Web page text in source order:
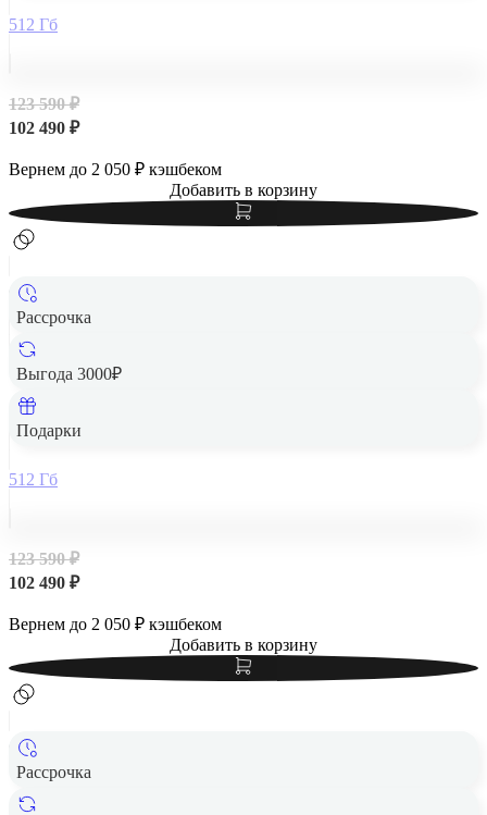
512 Гб
123 590 ₽
102 490 ₽
Вернем до 2 050 ₽ кэшбеком
Добавить в корзину
Рассрочка
Выгода 3000₽
Подарки
Apple iPad Air 13" (M2, 2024, 6 gen) Wi-Fi 512Gb Blue,
512 Гб
123 590 ₽
102 490 ₽
Вернем до 2 050 ₽ кэшбеком
Добавить в корзину
Рассрочка
Apple iPad Air 13" (M2, 2024, 6 gen) Wi-Fi 1Tb Space Gray,